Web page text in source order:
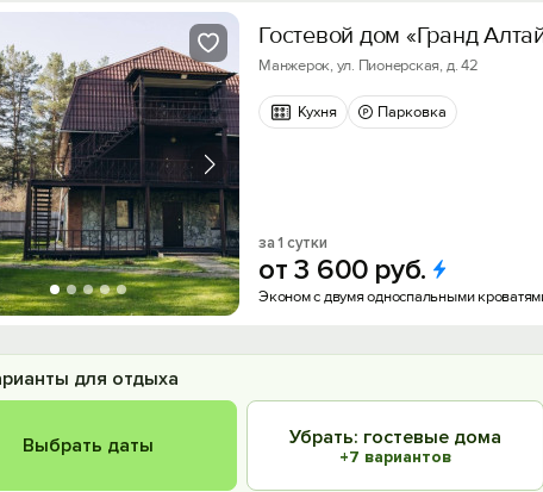
Гостевой дом «Гранд
Манжерок, ул. Пионерская, д. 42
Кухня Парковка
за 1 сутки
от3 600 руб.
Эконом с двумя односпальными
для отдыха
Выбрать даты Убрать: гостевые дома
+7 вариантов